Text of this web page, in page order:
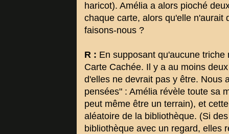
haricot). Amélia a alors pioché
chaque carte, alors qu'elle n'aurait
faisons-nous ?
R : En supposant qu'aucune
Carte Cachée. Il y a au moins
d'elles ne devrait pas y être. Nous
pensées" : Amélia révèle toute sa
peut même être un terrain), et
aléatoire de la bibliothèque. (Si
bibliothèque avec un regard, elles